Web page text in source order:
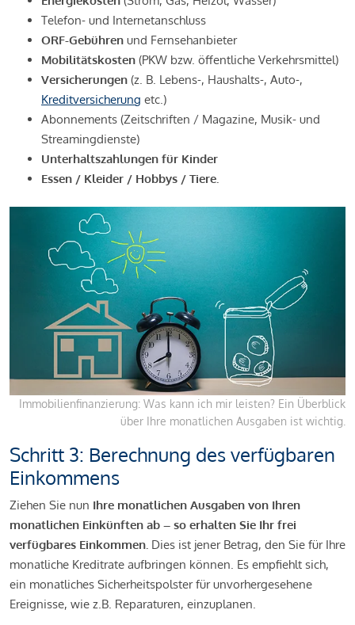
Telefon- und Internetanschluss
ORF-Gebühren und Fernsehanbieter
Mobilitätskosten (PKW bzw. öffentliche Verkehrsmittel)
Versicherungen (z. B. Lebens-, Haushalts-, Auto-,
Kreditversicherung etc.)
Abonnements (Zeitschriften / Magazine, Musik- und
Streamingdienste)
Unterhaltszahlungen für Kinder
Essen / Kleider / Hobbys / Tiere.
Immobilienfinanzierung: Was kann ich mir leisten? Ein Überblick
über Ihre monatlichen Ausgaben ist wichtig.
Schritt 3: Berechnung des verfügbaren
Einkommens
Ziehen Sie nun Ihre monatlichen Ausgaben von Ihren
monatlichen Einkünften ab – so erhalten Sie Ihr frei
verfügbares Einkommen. Dies ist jener Betrag, den Sie für Ihre
monatliche Kreditrate aufbringen können. Es empfiehlt sich,
ein monatliches Sicherheitspolster für unvorhergesehene
Ereignisse, wie z.B. Reparaturen, einzuplanen.